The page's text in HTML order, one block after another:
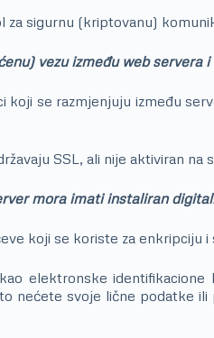
za sigurnu (kriptovanu)
vezu između web servera
koji se razmjenjuju između
SSL, ali nije aktiviran
mora imati instaliran
koji se koriste za enkripciju
elektronske
nećete svoje lične podatke